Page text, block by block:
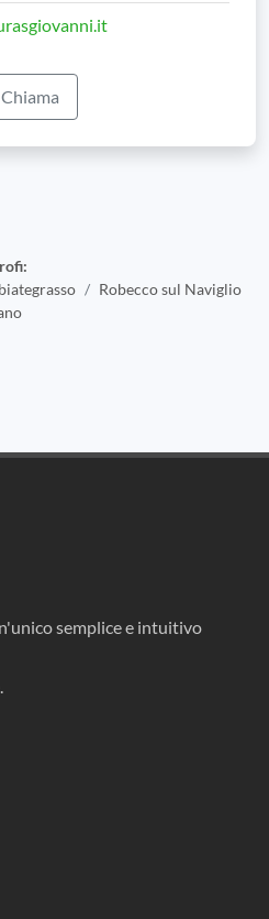
Chiama
Robecco sul Naviglio
semplice e intuitivo